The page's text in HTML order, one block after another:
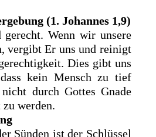
(1. Johannes 1,9)
Wenn wir unsere
vergibt Er uns und reinigt
Dies gibt uns
kein Mensch zu tief
durch Gottes Gnade
werden.
Sünden ist der Schlüssel